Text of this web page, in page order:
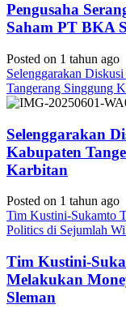
Pengusaha
Saham PT BKA
Posted on 1 tahun ago
Selenggarakan
Tangerang Singgung
Selenggarakan
Kabupaten
Karbitan
Posted on 1 tahun ago
Tim Kustini-Sukamto
Politics di Sejumlah
Tim Kustini-
Melakukan
Sleman